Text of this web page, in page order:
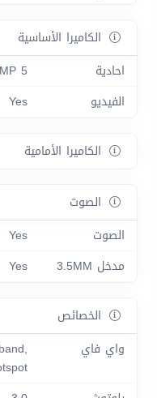
الكاميرا الأساسية
احادية
5 MP
الفيديو
Yes
الكاميرا الأمامية
الصوت
الصوت
Yes
مدخل 3.5MM
Yes
الخصائص
واي فاي